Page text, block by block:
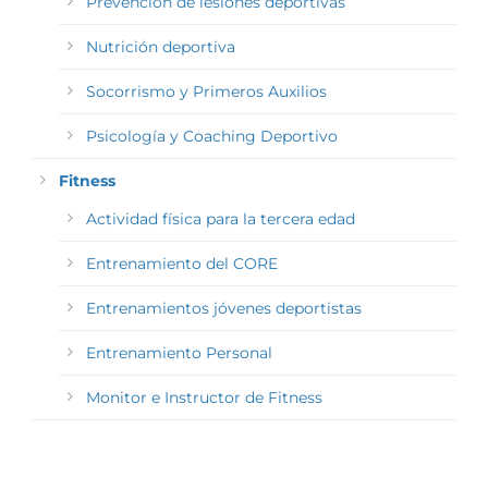
Nutrición deportiva
Socorrismo y Primeros Auxilios
Psicología y Coaching Deportivo
Fitness
Actividad física para la tercera edad
Entrenamiento del CORE
Entrenamientos jóvenes deportistas
Entrenamiento Personal
Monitor e Instructor de Fitness